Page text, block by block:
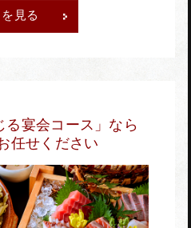
見る
る宴会コース」なら
任せください
前店
駅前店